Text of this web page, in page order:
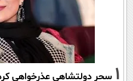
1 سحر دولتشاهی عذرخواهی